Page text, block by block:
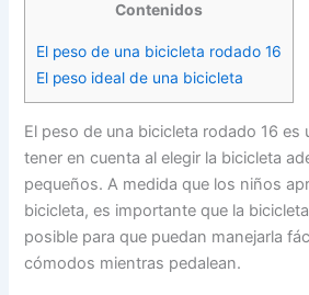
Contenidos
El peso de una bicicleta rodado 16
El peso ideal de una bicicleta
El peso de una bicicleta rodado 16 es
tener en cuenta al elegir la bicicleta
pequeños. A medida que los niños
bicicleta, es importante que la
posible para que puedan manejarla
cómodos mientras pedalean.